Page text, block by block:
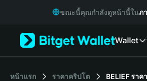
Русский
Italiano
ขณะนี้คุณกำลังดูหน้านี้ในภ
Wallet
หน้าแรก ราคาคริปโต BELIEFราคา